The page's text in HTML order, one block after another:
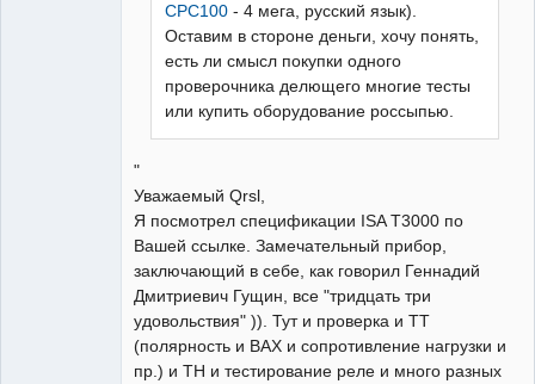
CPC100 - 4 мега, русский язык).
Оставим в стороне деньги, хочу понять,
есть ли смысл покупки одного
проверочника делющего многие тесты
или купить оборудование россыпью.
"
Уважаемый Qrsl,
Я посмотрел спецификации ISA T3000 по
Вашей ссылке. Замечательный прибор,
заключающий в себе, как говорил Геннадий
Дмитриевич Гущин, все "тридцать три
удовольствия" )). Тут и проверка и ТТ
(полярность и ВАХ и сопротивление нагрузки и
пр.) и ТН и тестирование реле и много разных